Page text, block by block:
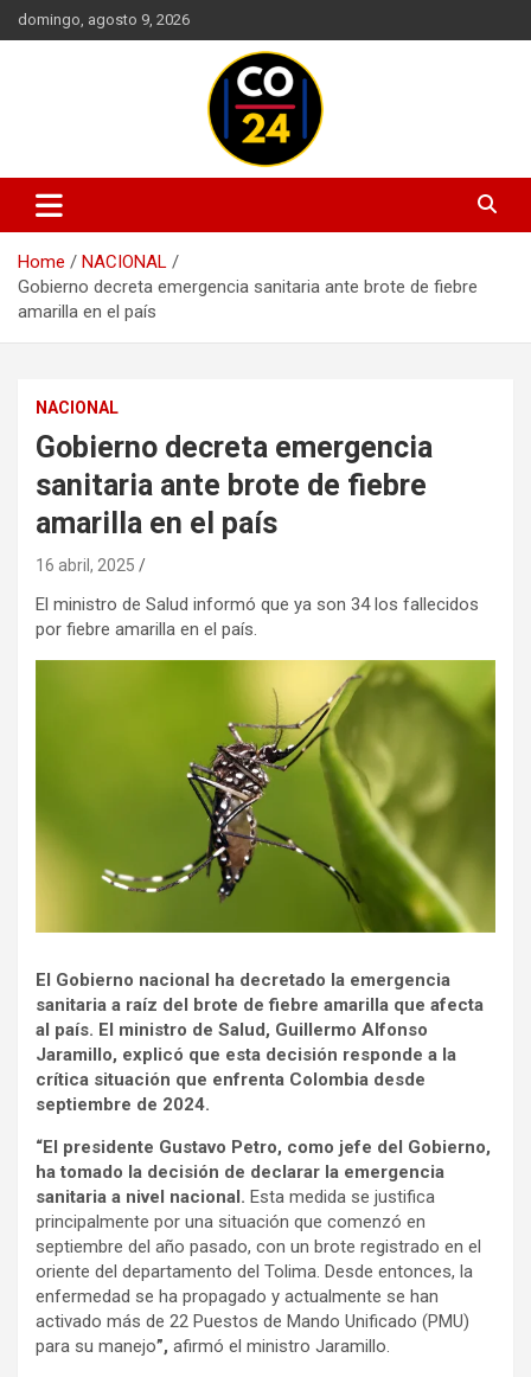
Skip
to
domingo, agosto 9, 2026
Noticias Colombia 24 Horas |
Últimas Noticias de Colombia y
el Mundo
Mantente informado con las últimas actualizaciones en política,
economía, deportes, tecnología y más. Información confiable y
actualizada en un solo lugar.
Home
NACIONAL
Gobierno decreta emergencia sanitaria ante brote de fiebre
amarilla en el país
NACIONAL
Gobierno decreta emergencia
sanitaria ante brote de fiebre
amarilla en el país
16 abril, 2025
El ministro de Salud informó que ya son 34 los fallecidos
por fiebre amarilla en el país.
El Gobierno nacional ha decretado la emergencia
sanitaria a raíz del brote de fiebre amarilla que afecta
al país. El ministro de Salud, Guillermo Alfonso
Jaramillo, explicó que esta decisión responde a la
crítica situación que enfrenta Colombia desde
septiembre de 2024.
“El presidente Gustavo Petro, como jefe del Gobierno,
ha tomado la decisión de declarar la emergencia
sanitaria a nivel nacional. Esta medida se justifica
principalmente por una situación que comenzó en
septiembre del año pasado, con un brote registrado en el
oriente del departamento del Tolima. Desde entonces, la
enfermedad se ha propagado y actualmente se han
activado más de 22 Puestos de Mando Unificado (PMU)
para su manejo”, afirmó el ministro Jaramillo.